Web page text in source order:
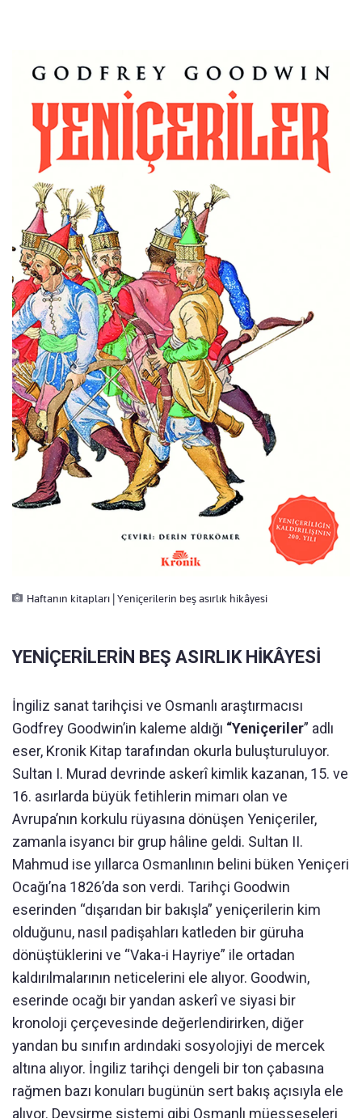
Haftanın kitapları | Yeniçerilerin beş asırlık hikâyesi
YENİÇERİLERİN BEŞ ASIRLIK HİKÂYESİ
İngiliz sanat tarihçisi ve Osmanlı araştırmacısı
Godfrey Goodwin’in kaleme aldığı “Yeniçeriler” adlı
eser, Kronik Kitap tarafından okurla buluşturuluyor.
Sultan I. Murad devrinde askerî kimlik kazanan, 15. ve
16. asırlarda büyük fetihlerin mimarı olan ve
Avrupa’nın korkulu rüyasına dönüşen Yeniçeriler,
zamanla isyancı bir grup hâline geldi. Sultan II.
Mahmud ise yıllarca Osmanlının belini büken Yeniçeri
Ocağı’na 1826’da son verdi. Tarihçi Goodwin
eserinden “dışarıdan bir bakışla” yeniçerilerin kim
olduğunu, nasıl padişahları katleden bir güruha
dönüştüklerini ve “Vaka-i Hayriye” ile ortadan
kaldırılmalarının neticelerini ele alıyor. Goodwin,
eserinde ocağı bir yandan askerî ve siyasi bir
kronoloji çerçevesinde değerlendirirken, diğer
yandan bu sınıfın ardındaki sosyolojiyi de mercek
altına alıyor. İngiliz tarihçi dengeli bir ton çabasına
rağmen bazı konuları bugünün sert bakış açısıyla ele
alıyor. Devşirme sistemi gibi Osmanlı müesseseleri